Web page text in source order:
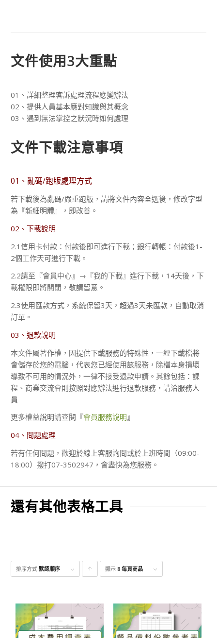
文件使用3大重點
01、詳細整理客訴處理流程應變辦法
02、提供人員基本應對知識與其概念
03、遇到無法掌控之狀況時如何處理
文件下載注意事項
01、亂碼/跑版處理方式
若下載後為亂碼/嚴重跑版，請將文件內容全選後，修改字型
為『新細明體』，即改善。
02、下載說明
2.1信用卡付款：付款後即可進行下載；銀行轉帳：付款後1-
2個工作天可進行下載。
2.2請至『會員中心』→『我的下載』進行下載，14天後，下
載權限即將關閉，敬請留意。
2.3使用匯款方式，系統保留3天，超過3天未匯款，自動取消
訂單。
03、退款說明
本文件屬著作權，因提供下載服務的特殊性，一經下載檔將
會儲存於您的電腦，代表您已經使用該服務，除檔本身損壞
導致不可用的情況外，一律不接受退款申請。其餘包括：課
程、商業交流會則按照對應辦法進行退款服務，請洽服務人
員
更多權益說明請查閱『會員服務說明』
04、問題處理
若有任何問題，歡迎於線上客服詢問或於上班時間（09:00-
18:00）撥打07-3502947，會盡快為您服務。
還有其他表格工具
排序方式默認順序 點
品
顯示8 每頁商品